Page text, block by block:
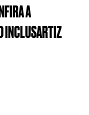
A
INCLUSARTIZ